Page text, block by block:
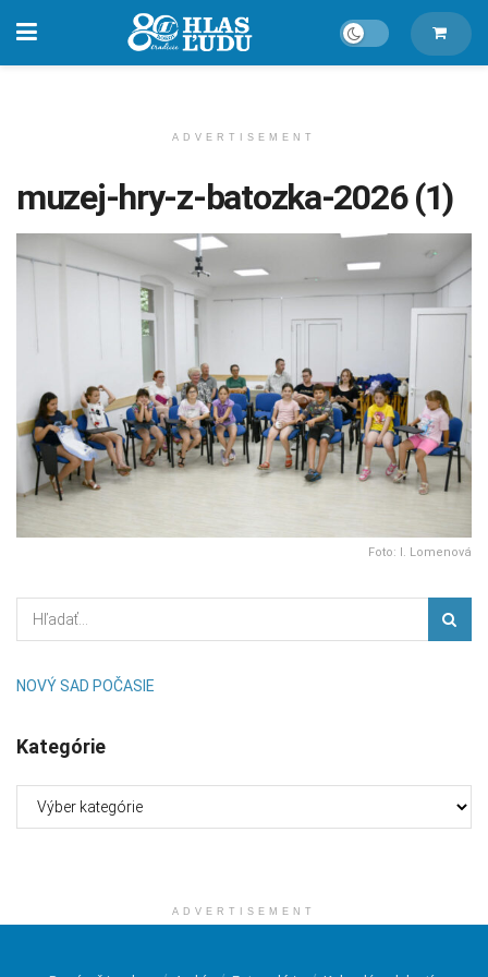
ADVERTISEMENT
muzej-hry-z-batozka-2026 (1)
Foto: I. Lomenová
NOVÝ SAD POČASIE
Kategórie
ADVERTISEMENT